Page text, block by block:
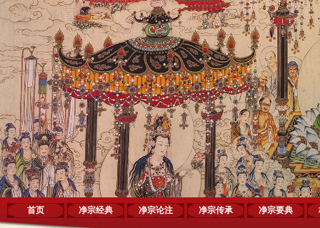
首页 净宗经典 净宗论注 净宗传承 净宗要典